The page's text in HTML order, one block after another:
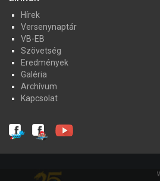
Hírek
Versenynaptár
VB-EB
Szövetség
Eredmények
Galéria
Archívum
Kapcsolat